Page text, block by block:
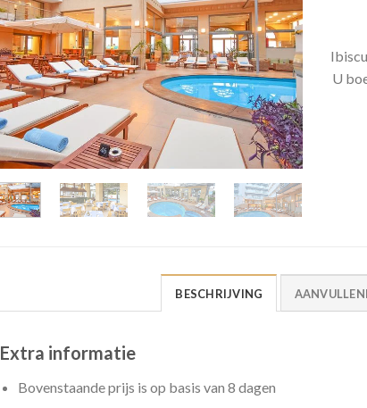
U
BESCHRIJVING
Extra informatie
Bovenstaande prijs is op basis van 8 dagen